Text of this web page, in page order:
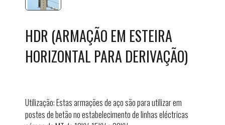
HDR (ARMAÇÃO EM ESTEIRA
HORIZONTAL PARA DERIVAÇÃO)
Utilização: Estas armações de aço são para utilizar em
postes de betão no estabelecimento de linhas eléctricas